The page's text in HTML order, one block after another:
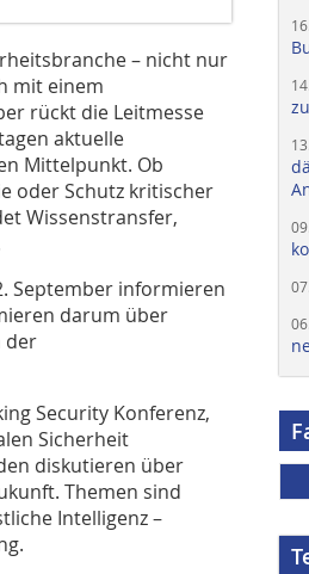
– nicht nur
mit einem
rückt die Leitmesse
aktuelle
Mittelpunkt. Ob
oder Schutz kritischer
Wissenstransfer,
September informieren
darum über
der
Security Konferenz,
Sicherheit
diskutieren über
Themen sind
Intelligenz –